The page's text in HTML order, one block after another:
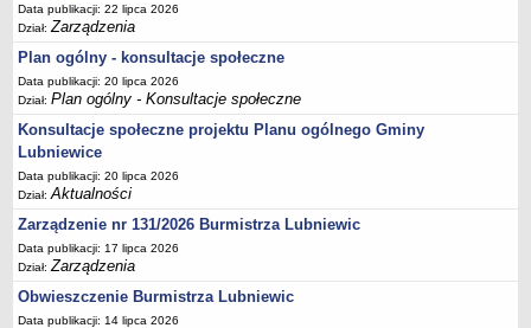
Zadania i uprawnienia
Skład Rady Miejskiej
Plan pracy Rady Miejskiej
Terminy posiedzeń Rady
Głosowania
Składy Komisji
Terminy posiedzeń Komisji
Plan pracy Komisji Rewizyjnej
Plan pracy pozostałych Komisji
Oświadczenia majątkowe
Data publikacji: 22 lipca 2026
Dział:Zarządzenia
Plan ogólny - konsultacje społeczne
Data publikacji: 20 lipca 2026
Dział:Plan ogólny - Konsultacje społeczne
Konsultacje społeczne projektu Planu ogólnego Gminy
Lubniewice
Data publikacji: 20 lipca 2026
Dział:Aktualności
Zarządzenie nr 131/2026 Burmistrza Lubniewic
Data publikacji: 17 lipca 2026
Dział:Zarządzenia
Obwieszczenie Burmistrza Lubniewic
Data publikacji: 14 lipca 2026